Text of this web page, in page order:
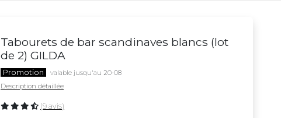
Tabourets de bar scandinaves blancs (lot
de 2) GILDA
Promotion
valable jusqu'au 20-08
Description détaillée
(9 avis)